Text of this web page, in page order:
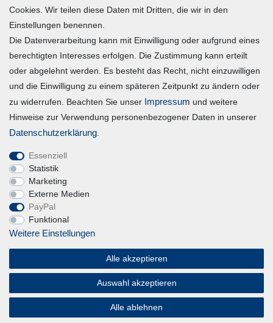
Mein Konto
Registrieren
Login
Vertrag widerrufen
Unternehmen
Blog
Datenschutzerklärung
Erklärung zur Barrierefreiheit
AGB
Impressum
Magic Feel
© Copyright 2026 | Alle Rechte vorbehalten.
Cookies. Wir teilen diese Daten mit Dritten, die wir in den
Einstellungen benennen.
Die Datenverarbeitung kann mit Einwilligung oder aufgrund eines
berechtigten Interesses erfolgen. Die Zustimmung kann erteilt
oder abgelehnt werden. Es besteht das Recht, nicht einzuwilligen
und die Einwilligung zu einem späteren Zeitpunkt zu ändern oder
zu widerrufen. Beachten Sie unser Impressum und weitere
Hinweise zur Verwendung personenbezogener Daten in unserer
Daten­schutz­erklärung
Essenziell
Statistik
Marketing
Externe Medien
PayPal
Funktional
Weitere Einstellungen
Alle akzeptieren
Auswahl akzeptieren
Alle ablehnen